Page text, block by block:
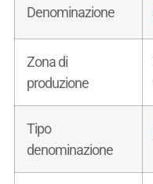
Denominazione
Zona di
produzione
Tipo
denominazione